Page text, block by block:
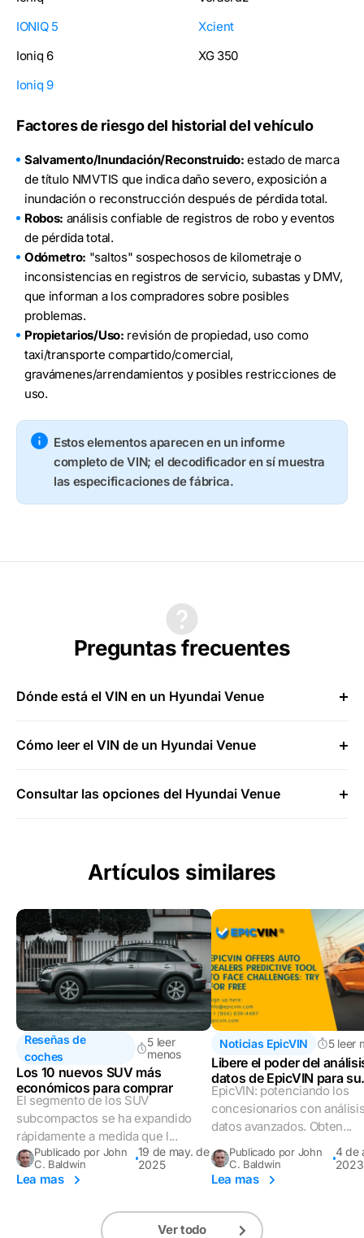
IONIQ 5
Ioniq 6
Ioniq 9
Xcient
XG 350
Factores de riesgo del historial del vehículo
Salvamento/Inundación/Reconstruido: estado de marca
de título NMVTIS que indica daño severo, exposición a
inundación o reconstrucción después de pérdida total.
Robos: análisis confiable de registros de robo y eventos
de pérdida total.
Odómetro: "saltos" sospechosos de kilometraje o
inconsistencias en registros de servicio, subastas y DMV,
que informan a los compradores sobre posibles
problemas.
Propietarios/Uso: revisión de propiedad, uso como
taxi/transporte compartido/comercial,
gravámenes/arrendamientos y posibles restricciones de
uso.
Estos elementos aparecen en un informe
completo de VIN; el decodificador en sí muestra
las especificaciones de fábrica.
Preguntas frecuentes
Dónde está el VIN en un Hyundai Venue
Cómo leer el VIN de un Hyundai Venue
Consultar las opciones del Hyundai Venue
Artículos similares
Reseñas de
coches
5 leer
menos
Los 10 nuevos SUV más
económicos para comprar
El segmento de los SUV
subcompactos se ha expandido
rápidamente a medida que l...
Publicado por John
C. Baldwin
19 de may. de
2025
Lea mas
Noticias EpicVIN 5 leer
Libere el poder del
datos de EpicVIN para su
concesionario
EpicVIN: potenciando los
concesionarios con
datos avanzados. Obten...
Publicado por John
C. Baldwin
4 de
2023
Lea mas
Ver todo